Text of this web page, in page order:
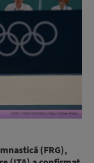
(FRG),